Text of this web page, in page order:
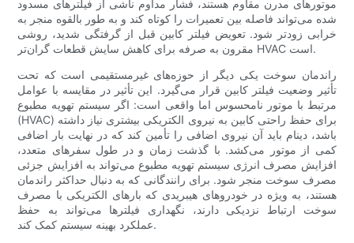
موتورهای مدرن مقاوم هستند، فشار مداوم ناشی از فیلترهای مسدود
شده می‌تواند فاصله بین تعمیرات را کوتاه کند و به طور بالقوه منجر به
خرابی زودتر شود. تعویض فیلتر کابین قبل از گرفتگی شدید، روشی
مقرون به صرفه برای کاهش سایش قطعات گران‌تر HVAC است.
راندمان سوخت یکی دیگر از حوزه‌های غیرمستقیمی است که تحت
تأثیر وضعیت فیلتر کابین قرار می‌گیرد. این تأثیر در مقایسه با عوامل
مرتبط با موتور نامحسوس اما واقعی است: اگر سیستم تهویه مطبوع
(HVAC) برای حفظ راحتی کابین به نیروی الکتریکی بیشتری نیاز داشته
باشد، دینام باید آن نیروی اضافی را تأمین کند که در نهایت بار اضافی
کمی از موتور می‌کشد. با گذشت زمان و در طول سفرهای متعدد،
افزایش مصرف انرژی سیستم تهویه مطبوع می‌تواند به افزایش جزئی
مصرف سوخت منجر شود. برای رانندگانی که به دنبال حداکثر راندمان
هستند، به ویژه در خودروهای هیبریدی که بارهای الکتریکی با مصرف
سوخت ارتباط نزدیکی دارند، نگهداری فیلترها می‌تواند به حفظ
عملکرد بهینه سیستم کمک کند.